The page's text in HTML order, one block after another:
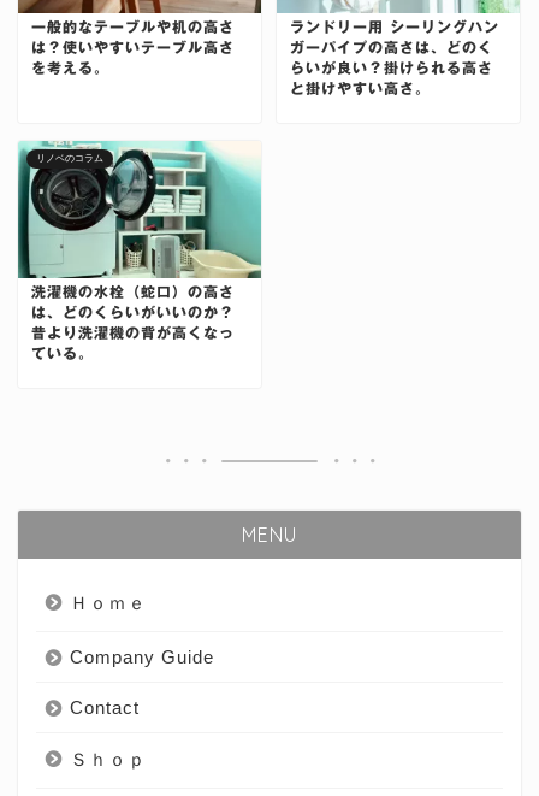
一般的なテーブルや机の高さ
は？使いやすいテーブル高さ
を考える。
ランドリー用 シーリングハン
ガーパイプの高さは、どのく
らいが良い？掛けられる高さ
と掛けやすい高さ。
リノベのコラム
洗濯機の水栓（蛇口）の高さ
は、どのくらいがいいのか？
昔より洗濯機の背が高くなっ
ている。
MENU
Ｈｏｍｅ
Company Guide
Contact
Ｓｈｏｐ